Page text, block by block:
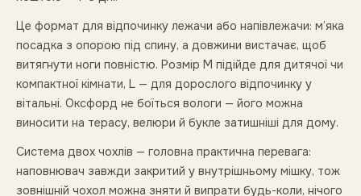
Це формат для відпочинку лежачи або напівлежачи: м’яка
посадка з опорою під спину, а довжини вистачає, щоб
витягнути ноги повністю. Розмір M підійде для дитячої чи
компактної кімнати, L — для дорослого відпочинку у
вітальні. Оксфорд не боїться вологи — його можна
виносити на терасу, велюри й букле затишніші для дому.
Система двох чохлів — головна практична перевага:
наповнювач завжди закритий у внутрішньому мішку, тож
зовнішній чохол можна зняти й випрати будь-коли, нічого